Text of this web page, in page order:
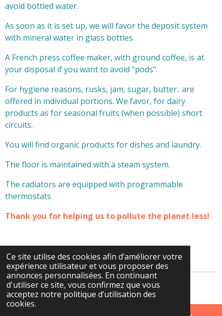
Ce site utilise des cookies afin d’améliorer votre
expérience utilisateur et vous proposer des
annonces personnalisées. En continuant
d'utiliser ce site, vous confirmez que vous
acceptez notre politique d’utilisation des
cookies.
avoid bottled water.
As soon as it is set up, we will favor the deposit system
with mineral water in glass bottles.
A French press coffee maker, with ground coffee, is at
your disposal if you want to avoid "pods".
For hygiene reasons, rusks, jam, sugar, butter.. are
offered in individual portions. We favor, for dairy
products as for seasonal fruits (when possible) short
circuits.
You will find organic products for dishes and laundry.
The floor is maintained with a steam system.
The radiators are equipped with programmable
thermostats
Thank you for helping us to pollute the planet less!
© 2024 - 2026 Clair-logis-giverny.fr